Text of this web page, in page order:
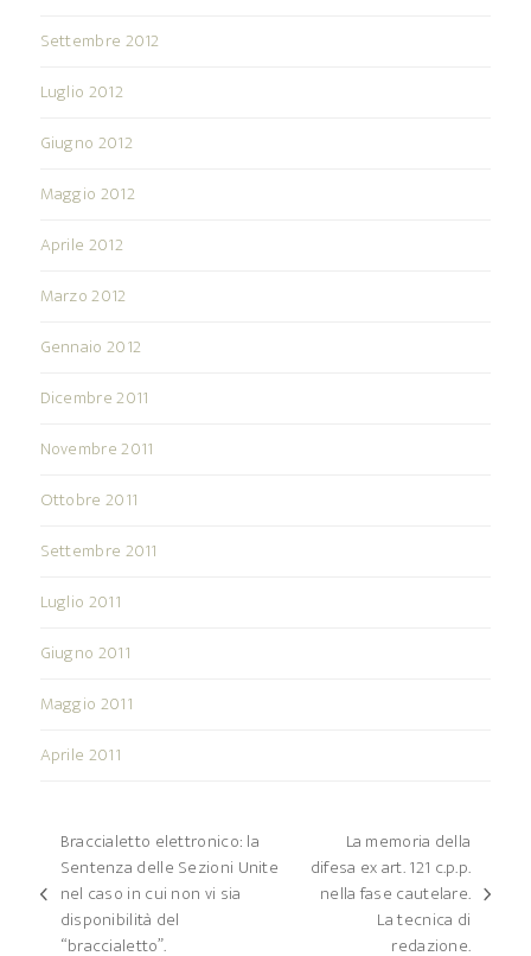
Settembre 2012
Luglio 2012
Giugno 2012
Maggio 2012
Aprile 2012
Marzo 2012
Gennaio 2012
Dicembre 2011
Novembre 2011
Ottobre 2011
Settembre 2011
Luglio 2011
Giugno 2011
Maggio 2011
Aprile 2011
post
precedente:
Braccialetto elettronico: la
Sentenza delle Sezioni Unite
nel caso in cui non vi sia
disponibilità del
“braccialetto”.
articolo
successivo:
La memoria della
difesa ex art. 121 c.p.p.
nella fase cautelare.
La tecnica di
redazione.